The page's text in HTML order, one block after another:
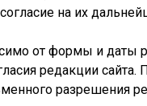
на их
от формы и даты
редакции сайта.
разрешения